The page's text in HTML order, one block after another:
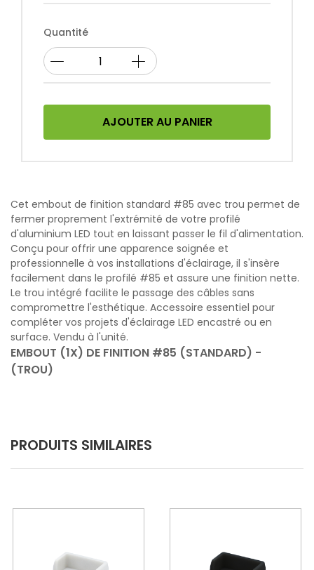
Quantité
AJOUTER AU PANIER
Cet embout de finition standard #85 avec trou permet de
fermer proprement l'extrémité de votre profilé
d'aluminium LED tout en laissant passer le fil d'alimentation.
Conçu pour offrir une apparence soignée et
professionnelle à vos installations d'éclairage, il s'insère
facilement dans le profilé #85 et assure une finition nette.
Le trou intégré facilite le passage des câbles sans
compromettre l'esthétique. Accessoire essentiel pour
compléter vos projets d'éclairage LED encastré ou en
surface. Vendu à l'unité.
EMBOUT (1X) DE FINITION #85 (STANDARD) -
(TROU)
PRODUITS SIMILAIRES